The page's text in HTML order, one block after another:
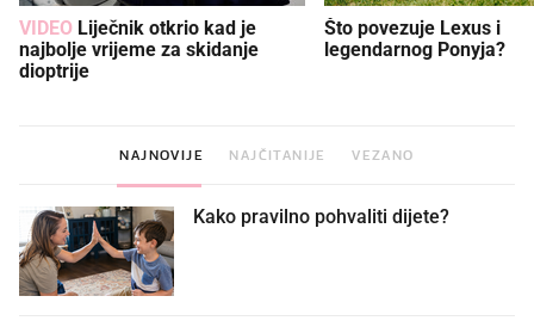
VIDEO
najbolje vrijeme za skidanje
dioptrije
Što povezuje Lexus i
legendarnog Ponyja?
NAJNOVIJE NAJČITANIJE VEZANO
Kako pravilno pohvaliti dijete?